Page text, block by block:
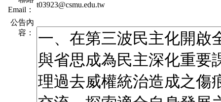
Email：
t03923@csmu.edu.tw
公告內
容：